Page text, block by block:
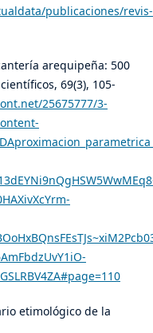
publicaciones/revis-
arequipeña: 500
69(3), 105-
25675777/3-
etimológico de la